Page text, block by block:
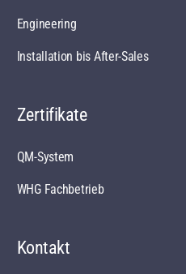
Engineering
Installation bis After-Sales
Zertifikate
QM-System
WHG Fachbetrieb
Kontakt